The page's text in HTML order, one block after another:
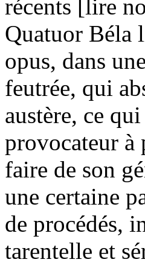
récents [lire
Quatuor Béla
opus, dans
feutrée, qui
austère, ce
provocateur à
faire de son
une certaine
de procédés,
tarentelle et